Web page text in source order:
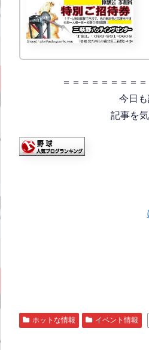
＝＝＝＝＝＝＝＝
今日
記事を
ホットな情報 イベント情報